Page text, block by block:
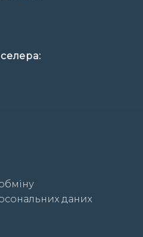
даних